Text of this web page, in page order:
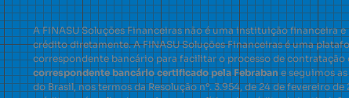
A FINASU Soluções Financeiras não é uma instituição financeira e
crédito diretamente. A FINASU Soluções Financeiras é uma
correspondente bancário para facilitar o processo de
correspondente bancário certificado pela Febrabane seguimos
do Brasil, nos termos da Resolução nº. 3.954, de 24 de fevereiro de